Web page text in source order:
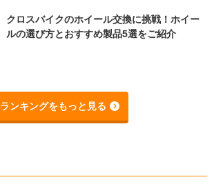
クロスバイクのホイール交換に挑戦！ホイー
ルの選び方とおすすめ製品5選をご紹介
ランキングをもっと見る